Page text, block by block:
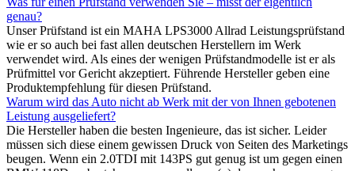
genau?
Unser Prüfstand ist ein MAHA LPS3000 Allrad Leistungsprüfstand
wie er so auch bei fast allen deutschen Herstellern im Werk
verwendet wird. Als eines der wenigen Prüfstandmodelle ist er als
Prüfmittel vor Gericht akzeptiert. Führende Hersteller geben eine
Produktempfehlung für diesen Prüfstand.
Warum wird das Auto nicht ab Werk mit der von Ihnen gebotenen
Leistung ausgeliefert?
Die Hersteller haben die besten Ingenieure, das ist sicher. Leider
müssen sich diese einem gewissen Druck von Seiten des Marketings
beugen. Wenn ein 2.0TDI mit 143PS gut genug ist um gegen einen